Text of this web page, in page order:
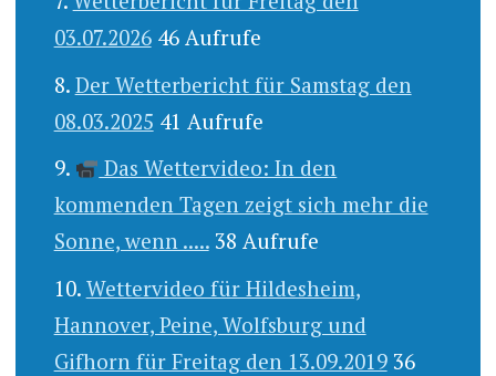
03.07.2026 46 Aufrufe
Der Wetterbericht für Samstag den
08.03.2025 41 Aufrufe
Das Wettervideo: In den
kommenden Tagen zeigt sich mehr die
Sonne, wenn ..... 38 Aufrufe
Wettervideo für Hildesheim,
Hannover, Peine, Wolfsburg und
Gifhorn für Freitag den 13.09.2019 36